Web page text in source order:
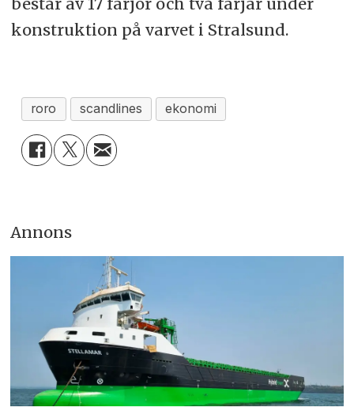
konstruktion på varvet i Stralsund.
roro scandlines ekonomi
Annons